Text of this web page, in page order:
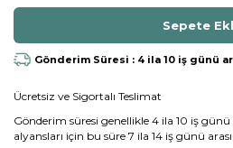
Gönderim Süresi : 4 ila 10 iş günü
Ücretsiz ve Sigortalı Teslimat
Gönderim süresi genellikle 4 ila 10 iş günü
alyansları için bu süre 7 ila 14 iş günü